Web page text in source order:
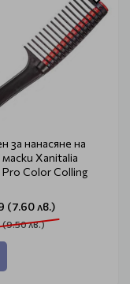
за нанасяне на
Xanitalia
Pro Color Colling
(7.60 лв.)
(9.50 лв.)